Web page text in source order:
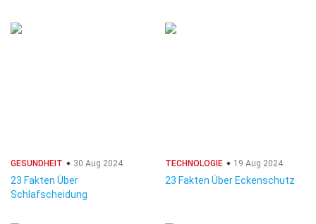
GESUNDHEIT 30 Aug 2024
23 Fakten Über
Schlafscheidung
TECHNOLOGIE 19 Aug 2024
23 Fakten Über Eckenschutz